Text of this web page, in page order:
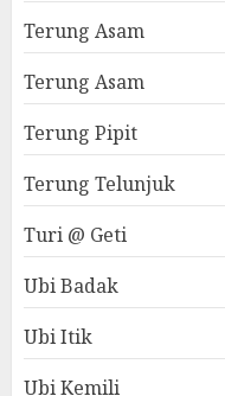
Terung Asam
Terung Asam
Terung Pipit
Terung Telunjuk
Turi @ Geti
Ubi Badak
Ubi Itik
Ubi Kemili